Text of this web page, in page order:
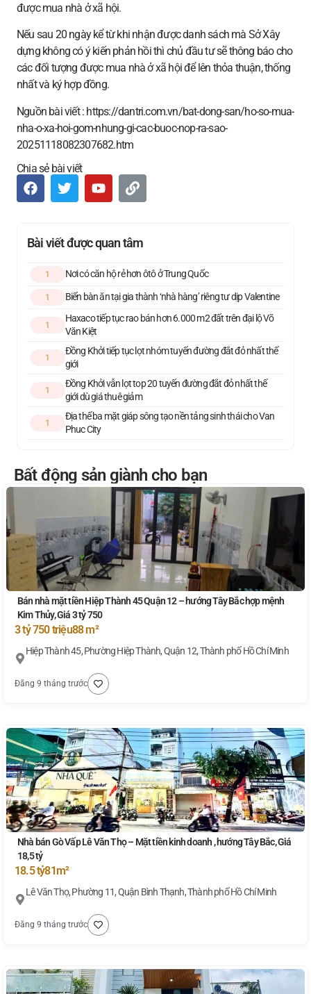
được mua nhà ở xã hội.
Nếu sau 20 ngày kể từ khi nhận được danh sách mà Sở Xây
dựng không có ý kiến phản hồi thì chủ đầu tư sẽ thông báo cho
các đối tượng được mua nhà ở xã hội để lên thỏa thuận, thống
nhất và ký hợp đồng.
Nguồn bài viết : https://dantri.com.vn/bat-dong-san/ho-so-mua-
nha-o-xa-hoi-gom-nhung-gi-cac-buoc-nop-ra-sao-
20251118082307682.htm
Chia sẻ bài viết
Bài viết được quan tâm
1 Nơi có căn hộ rẻ hơn ôtô ở Trung Quốc
1 Biến bàn ăn tại gia thành ‘nhà hàng’ riêng tư dịp Valentine
1
Haxaco tiếp tục rao bán hơn 6.000 m2 đất trên đại lộ Võ
Văn Kiệt
1
Đồng Khởi tiếp tục lọt nhóm tuyến đường đắt đỏ nhất thế
giới
1
Đồng Khởi vẫn lọt top 20 tuyến đường đắt đỏ nhất thế
giới dù giá thuê giảm
1
Địa thế ba mặt giáp sông tạo nền tảng sinh thái cho Van
Phuc City
Bất động sản giành cho bạn
Bán nhà mặt tiền Hiệp Thành 45 Quận 12 – hướng Tây Bắc hợp mệnh
Kim Thủy, Giá 3 tỷ 750
3 tỷ 750 triệu88 m²
Hiệp Thành 45, Phường Hiệp Thành, Quận 12, Thành phố Hồ Chí Minh
Đăng 9 tháng trước
Nhà bán Gò Vấp Lê Văn Thọ – Mặt tiền kinh doanh , hướng Tây Bắc, Giá
18,5 tỷ
18.5 tỷ81m²
Lê Văn Thọ, Phường 11, Quận Bình Thạnh, Thành phố Hồ Chí Minh
Đăng 9 tháng trước